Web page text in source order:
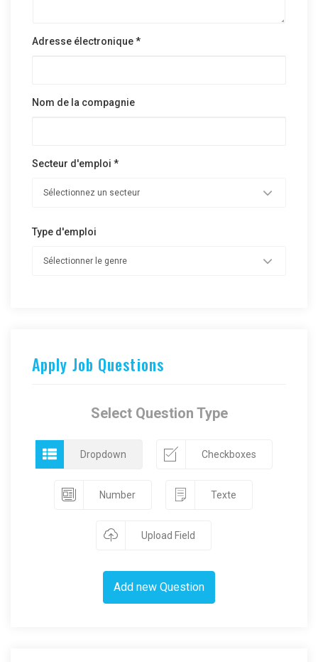
Adresse électronique *
Nom de la compagnie
Secteur d'emploi *
Type d'emploi
Apply Job Questions
Select Question Type
Dropdown Checkboxes
Number Texte
Upload Field
Add new Question